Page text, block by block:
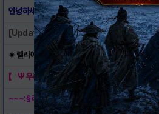
안녕하세요 새로 게시판 지기가 된 터프한아빠곰..
[Update 03/17] - Nevermor..
※ 렐리에 쓰는 약어 정리 ※
【 Ψ 우리들을 위한 아름다운 데스 노트..
~~~:§ 라이트 유저들을 위한 효과적인 방어..